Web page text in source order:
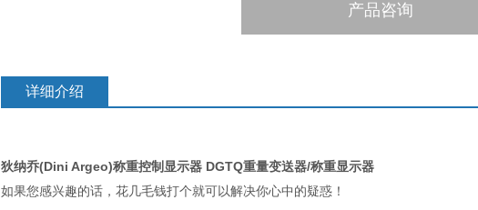
产品咨询
详细介绍
狄纳乔(Dini Argeo)称重控制显示器 DGTQ重量变送器/称重显示器
如果您感兴趣的话，花几毛钱打个就可以解决你心中的疑惑！